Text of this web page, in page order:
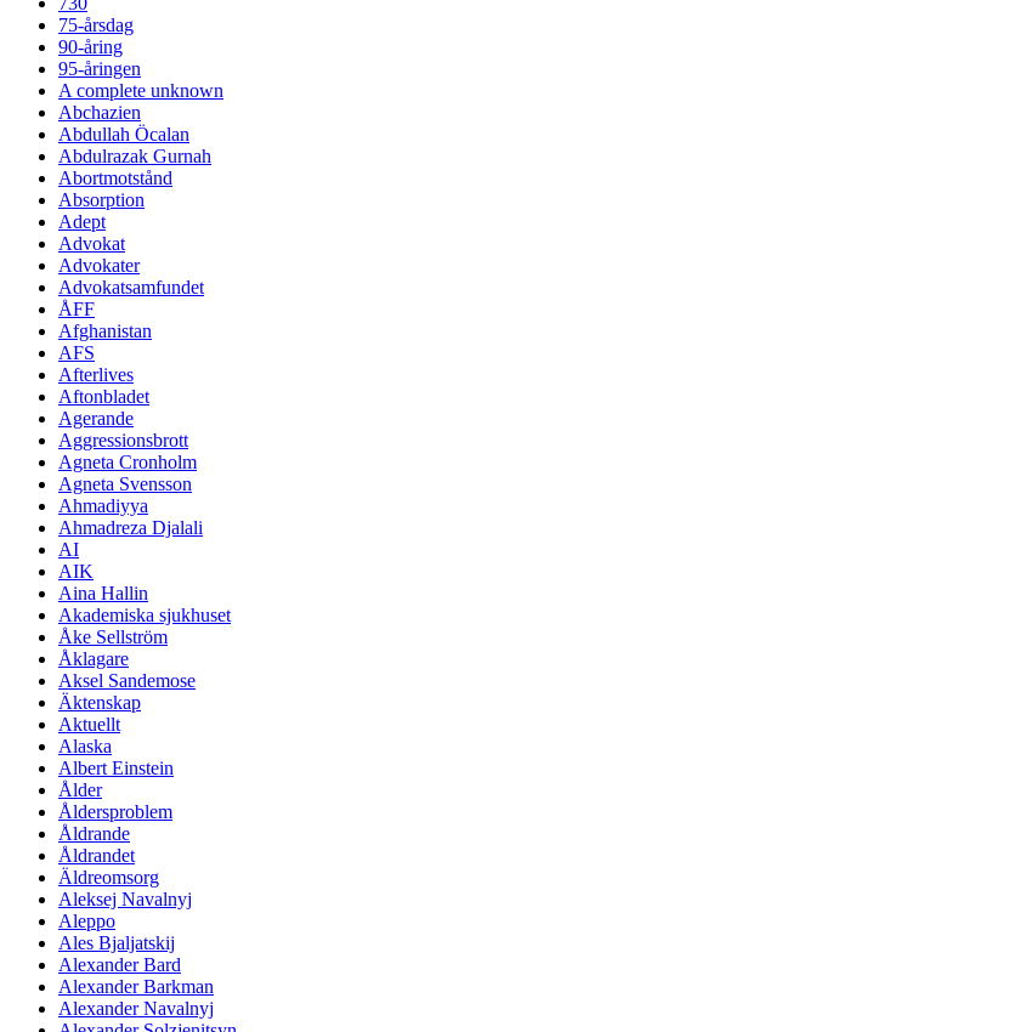
75-årsdag
90-åring
95-åringen
A complete unknown
Abchazien
Abdullah Öcalan
Abdulrazak Gurnah
Abortmotstånd
Absorption
Adept
Advokat
Advokater
Advokatsamfundet
ÅFF
Afghanistan
AFS
Afterlives
Aftonbladet
Agerande
Aggressionsbrott
Agneta Cronholm
Agneta Svensson
Ahmadiyya
Ahmadreza Djalali
AI
AIK
Aina Hallin
Akademiska sjukhuset
Åke Sellström
Åklagare
Aksel Sandemose
Äktenskap
Aktuellt
Alaska
Albert Einstein
Ålder
Åldersproblem
Åldrande
Åldrandet
Äldreomsorg
Aleksej Navalnyj
Aleppo
Ales Bjaljatskij
Alexander Bard
Alexander Barkman
Alexander Navalnyj